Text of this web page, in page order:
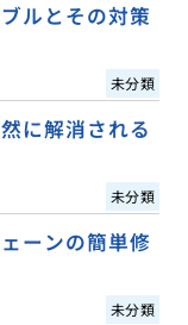
ルとその対策
未分類
に解消される
未分類
ーンの簡単修
未分類